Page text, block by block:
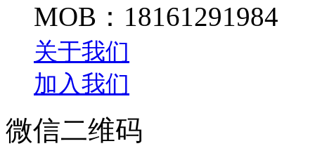
MOB：18161291984
关于我们
加入我们
微信二维码